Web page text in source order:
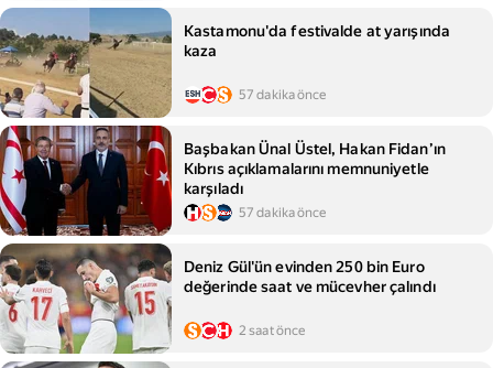
Kastamonu'da festivalde at yarışında
kaza
57 dakika önce
Başbakan Ünal Üstel, Hakan Fidan’ın
Kıbrıs açıklamalarını memnuniyetle
karşıladı
57 dakika önce
Deniz Gül'ün evinden 250 bin Euro
değerinde saat ve mücevher çalındı
2 saat önce